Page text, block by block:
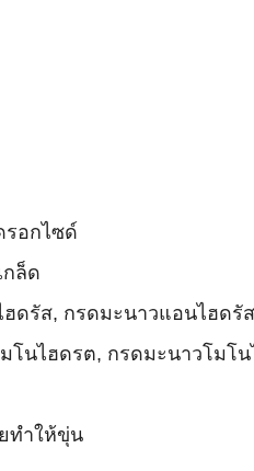
รอกไซด์
กล็ด
ฮดรัส, กรดมะนาวแอนไฮดรัส
โนไฮดรต, กรดมะนาวโมโน
ทำให้ขุ่น